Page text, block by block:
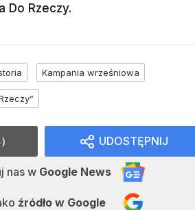
Do Rzeczy.
Kampania wrześniowa
UDOSTĘPNIJ
nas w Google News
źródło w Google